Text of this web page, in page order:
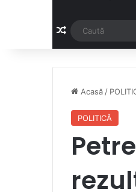
Articol aleatoriu
Acasă /
POLITICĂ